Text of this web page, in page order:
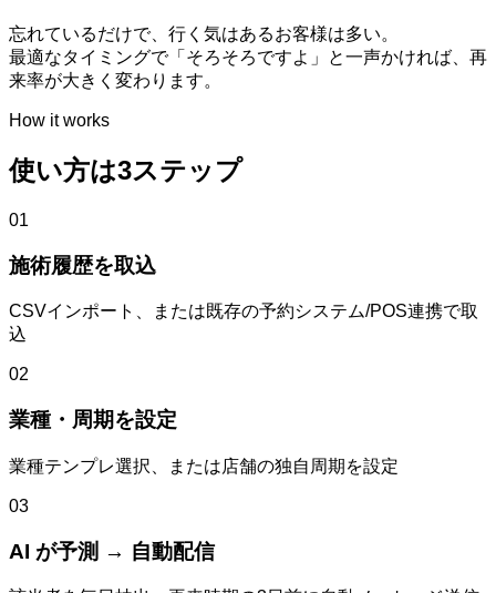
忘れているだけで、行く気はあるお客様は多い。
最適なタイミングで「そろそろですよ」と一声かければ、再
来率が大きく変わります。
How it works
使い方は3ステップ
01
施術履歴を取込
CSVインポート、または既存の予約システム/POS連携で取
込
02
業種・周期を設定
業種テンプレ選択、または店舗の独自周期を設定
03
AI が予測 → 自動配信